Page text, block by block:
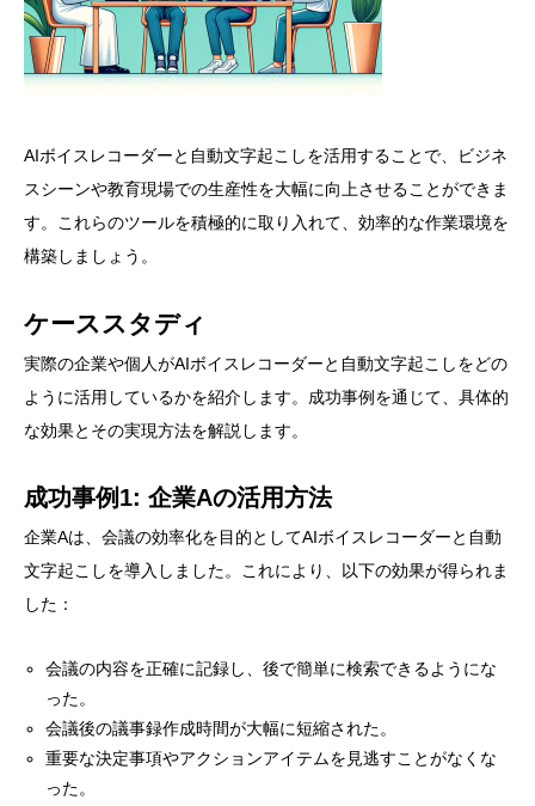
AIボイスレコーダーと自動文字起こしを活用することで、ビジネ
スシーンや教育現場での生産性を大幅に向上させることができま
す。これらのツールを積極的に取り入れて、効率的な作業環境を
構築しましょう。
ケーススタディ
実際の企業や個人がAIボイスレコーダーと自動文字起こしをどの
ように活用しているかを紹介します。成功事例を通じて、具体的
な効果とその実現方法を解説します。
成功事例1: 企業Aの活用方法
企業Aは、会議の効率化を目的としてAIボイスレコーダーと自動
文字起こしを導入しました。これにより、以下の効果が得られま
した：
会議の内容を正確に記録し、後で簡単に検索できるようにな
った。
会議後の議事録作成時間が大幅に短縮された。
重要な決定事項やアクションアイテムを見逃すことがなくな
った。